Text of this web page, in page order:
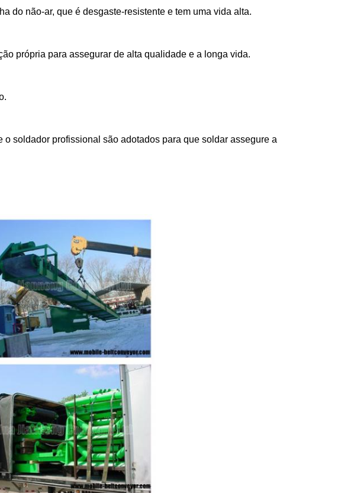
do não-ar, que é desgaste-resistente e tem uma vida alta.
própria para assegurar de alta qualidade e a longa vida.
soldador profissional são adotados para que soldar assegure a